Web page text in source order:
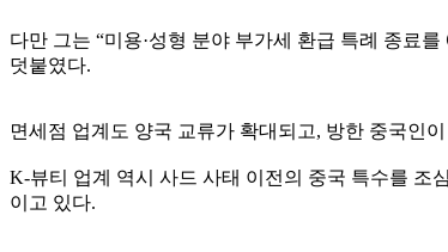
다만 그는 “미용·성형 분야 부가세 환급 특례 종료
덧붙였다.
면세점 업계도 양국 교류가 확대되고, 방한 중국인
K-뷰티 업계 역시 사드 사태 이전의 중국 특수를 조
이고 있다.